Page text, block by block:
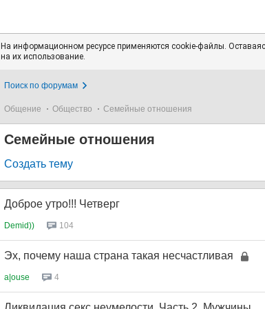
На информационном ресурсе применяются cookie-файлы.
на их использование.
Поиск по форумам
Общение Общество Семейные отношения
Семейные отношения
Создать тему
Доброе утро!!! Четверг
Demid)) 104
Эх, почему наша страна такая несчастливая
a|ouse 4